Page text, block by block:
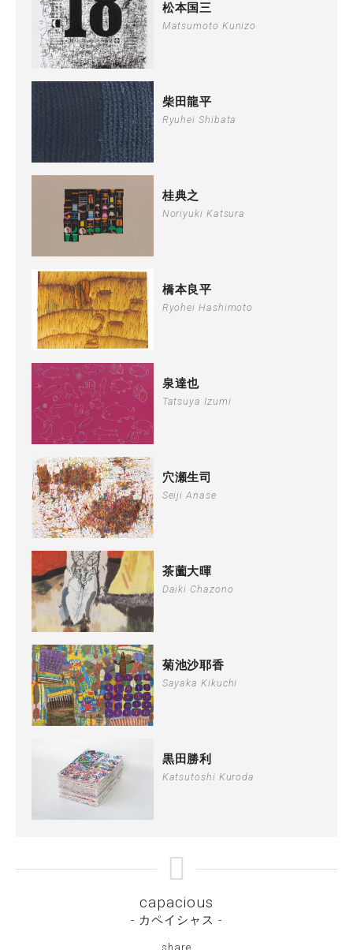
松本国三
Matsumoto Kunizo
柴田龍平
Ryuhei Shibata
桂典之
Noriyuki Katsura
橋本良平
Ryohei Hashimoto
泉達也
Tatsuya Izumi
穴瀬生司
Seiji Anase
茶薗大暉
Daiki Chazono
菊池沙耶香
Sayaka Kikuchi
黒田勝利
Katsutoshi Kuroda
capacious
- カペイシャス -
share